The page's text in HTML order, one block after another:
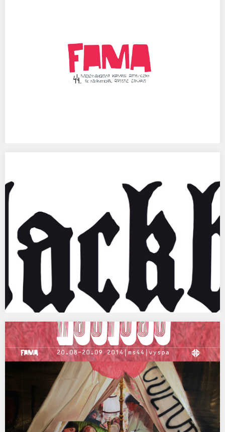
FESTIWALU
FAMA FESTIWAL 2014|TRÓJZĄB NEPTUNA|NAGRODA DLA
NAJLEPSZEGO WYDARZENIA ARTYSTYCZNEGO FESTIWALU – DLA
AUTORÓW WYSTAWY HABITAT| FUNDATOR – MARSZAŁEK…
BLACKBOX, Galerie Nasty Alice, Eindhoven
23 augustus t/m 5 oktober 2014 „Tranen branden op mijn
wangen, een doodsengel kust mijn…